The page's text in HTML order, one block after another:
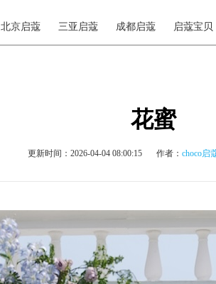
北京启蔻 三亚启蔻 成都启蔻 启蔻宝贝
花蜜
更新时间：2026-04-04 08:00:15 作者： choco启